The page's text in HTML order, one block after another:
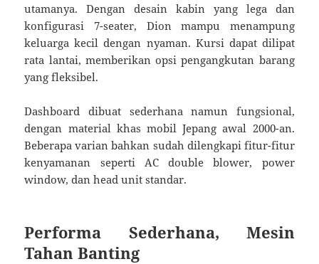
utamanya. Dengan desain kabin yang lega dan
konfigurasi 7-seater, Dion mampu menampung
keluarga kecil dengan nyaman. Kursi dapat dilipat
rata lantai, memberikan opsi pengangkutan barang
yang fleksibel.
Dashboard dibuat sederhana namun fungsional,
dengan material khas mobil Jepang awal 2000-an.
Beberapa varian bahkan sudah dilengkapi fitur-fitur
kenyamanan seperti AC double blower, power
window, dan head unit standar.
Performa Sederhana, Mesin
Tahan Banting